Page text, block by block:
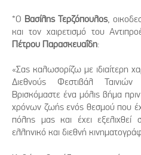
*Ο Βασίλης Τερζόπουλος,
και τον χαιρετισμό του
Πέτρου Παρασκευαΐδη:
«Σας καλωσορίζω με ιδιαίτερη
Διεθνούς Φεστιβάλ
Βρισκόμαστε ένα μόλις βήμα
χρόνων ζωής ενός θεσμού που
πόλης μας και έχει
ελληνικό και διεθνή